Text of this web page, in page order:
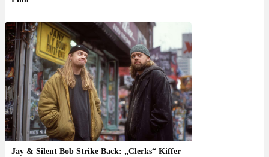
Jay & Silent Bob Strike Back: „Clerks“ Kiffer